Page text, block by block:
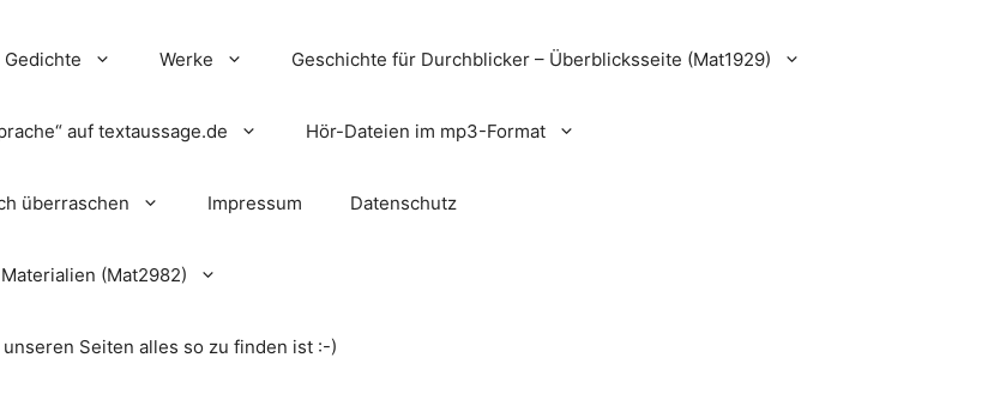
Gedichte Werke Geschichte für Durchblicker – Überblicksseite (Mat1929)
auf textaussage.de Hör-Dateien im mp3-Format
überraschen Impressum Datenschutz
(Mat2982)
Seiten alles so zu finden ist :-)